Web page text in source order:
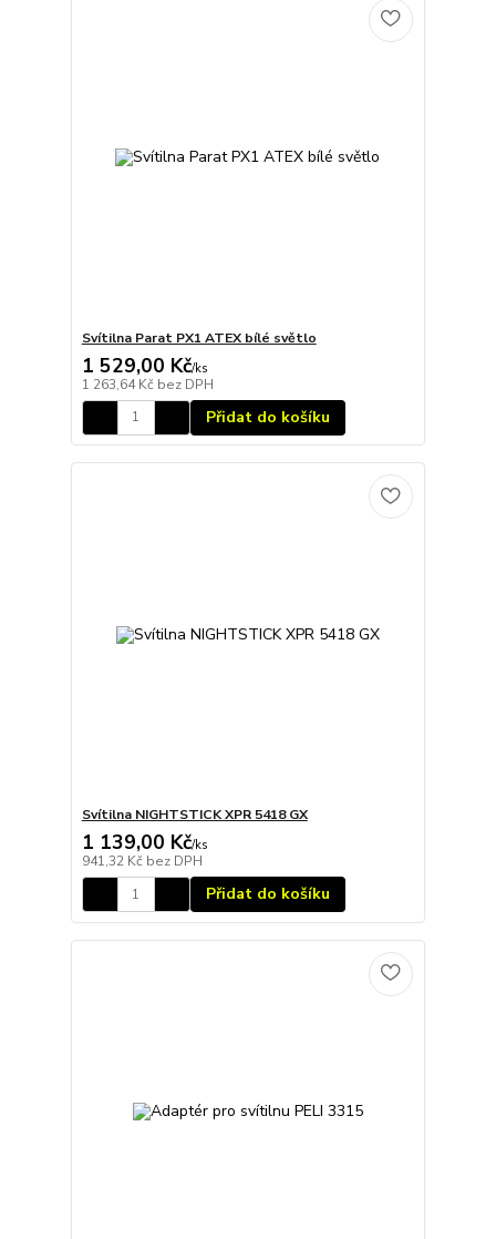
Svítilna Parat PX1 ATEX bílé světlo
1 529,00 Kč/ks
1 263,64 Kč bez DPH
Přidat do košíku
Svítilna NIGHTSTICK XPR 5418 GX
1 139,00 Kč/ks
941,32 Kč bez DPH
Přidat do košíku